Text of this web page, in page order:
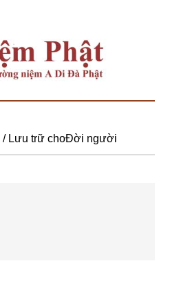
/Lưu trữ choĐời người